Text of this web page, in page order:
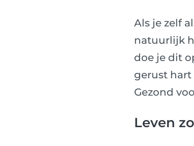
Als je zelf
natuurlijk
doe je dit
gerust hart
Gezond
Leven